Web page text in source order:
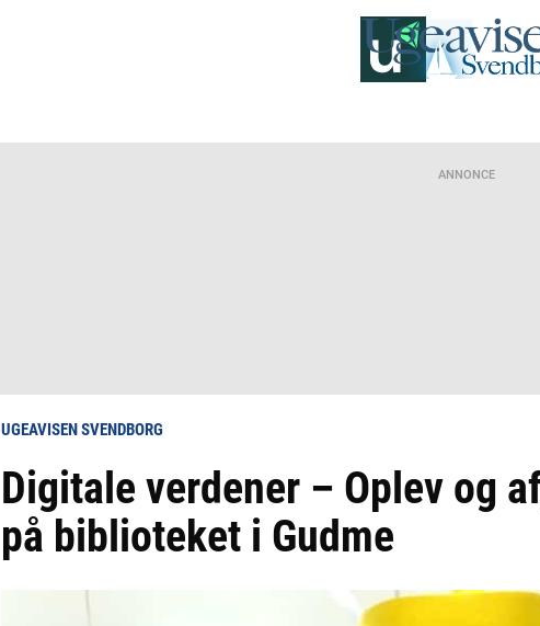
ANNONCE
UGEAVISEN SVENDBORG
Digitale verdener – Oplev og
på biblioteket i Gudme